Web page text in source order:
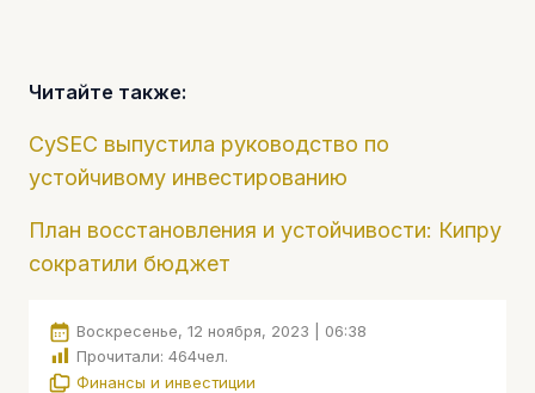
Читайте также:
CySEC выпустила руководство по
устойчивому инвестированию
План восстановления и устойчивости: Кипру
сократили бюджет
Воскресенье, 12 ноября, 2023 | 06:38
Прочитали: 464чел.
Финансы и инвестиции